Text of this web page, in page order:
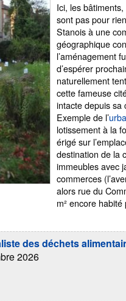
Ici, les
sont pas pour
Stanois à une
géographique
l’aménagement
d’espérer
naturellement
cette fameuse
intacte depuis sa
Exemple de l’
lotissement à la
érigé sur
destination de la
immeubles avec
commerces
alors rue du
m² encore
des déchets
2026